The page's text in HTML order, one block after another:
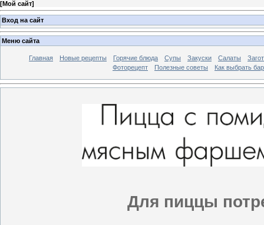
[Мой сайт]
Вход на сайт
Меню сайта
Главная Новые рецепты Горячие блюда Супы Закуски Салаты
Фоторецепт
Полезные советы Как выбрать
Для пиццы